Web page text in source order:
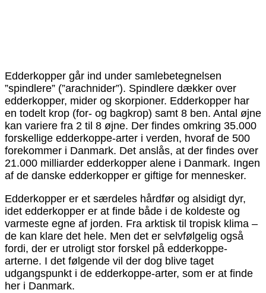
Edderkopper går ind under samlebetegnelsen
”spindlere” (”arachnider”). Spindlere dækker over
edderkopper, mider og skorpioner. Edderkopper har
en todelt krop (for- og bagkrop) samt 8 ben. Antal øjne
kan variere fra 2 til 8 øjne. Der findes omkring 35.000
forskellige edderkoppe-arter i verden, hvoraf de 500
forekommer i Danmark. Det anslås, at der findes over
21.000 milliarder edderkopper alene i Danmark. Ingen
af de danske edderkopper er giftige for mennesker.
Edderkopper er et særdeles hårdfør og alsidigt dyr,
idet edderkopper er at finde både i de koldeste og
varmeste egne af jorden. Fra arktisk til tropisk klima –
de kan klare det hele. Men det er selvfølgelig også
fordi, der er utroligt stor forskel på edderkoppe-
arterne. I det følgende vil der dog blive taget
udgangspunkt i de edderkoppe-arter, som er at finde
her i Danmark.